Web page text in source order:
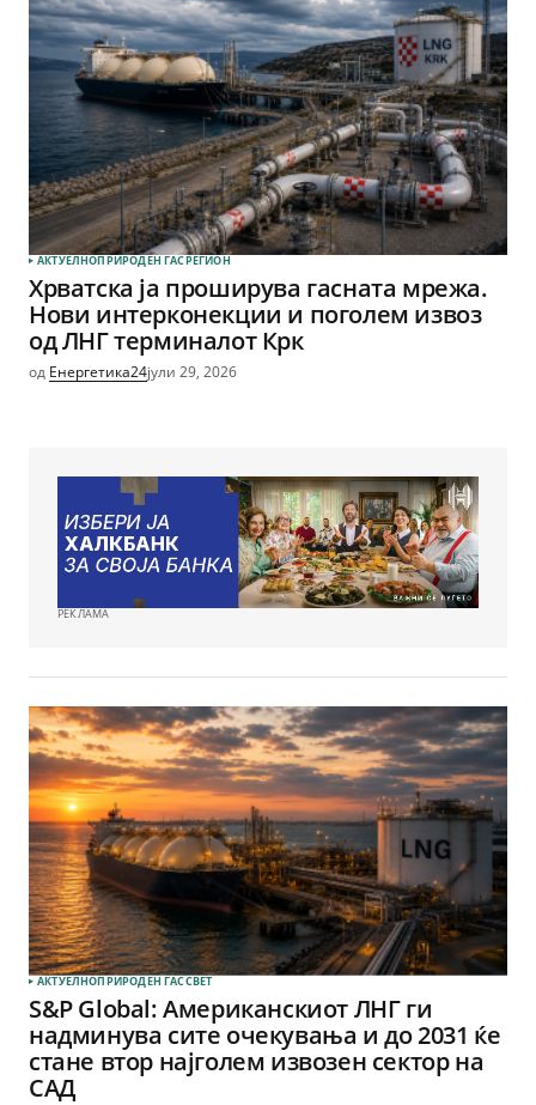
АКТУЕЛНОПРИРОДЕН ГАСРЕГИОН
Хрватска ја проширува гасната мрежа.
Нови интерконекции и поголем извоз
од ЛНГ терминалот Крк
од Енергетика24јули 29, 2026
РЕКЛАМА
АКТУЕЛНОПРИРОДЕН ГАССВЕТ
S&P Global: Американскиот ЛНГ ги
надминува сите очекувања и до 2031 ќе
стане втор најголем извозен сектор на
САД